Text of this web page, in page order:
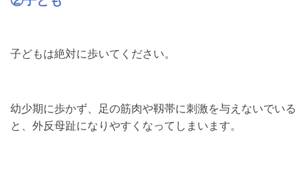
子どもは絶対に歩いてください。
幼少期に歩かず、足の筋肉や靱帯に刺激を与えないでいる
と、外反母趾になりやすくなってしまいます。